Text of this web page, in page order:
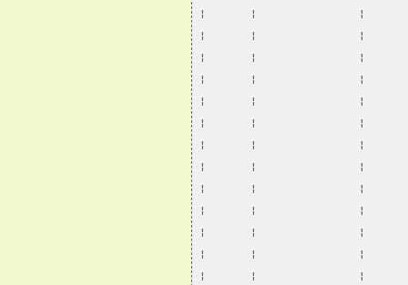
¦       ¦                ¦
¦       ¦                ¦
¦       ¦                ¦
¦       ¦                ¦
¦       ¦                ¦
¦       ¦                ¦
¦       ¦                ¦
¦       ¦                ¦
¦       ¦                ¦
¦       ¦                ¦
¦       ¦                ¦
¦       ¦                ¦
¦       ¦                ¦